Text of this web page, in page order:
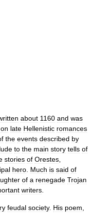
about 1160 and was
on late Hellenistic romances
the events described by
to the main story tells of
stories of Orestes
hero Much is said of
of a renegade Trojan
writers
feudal society. His poem